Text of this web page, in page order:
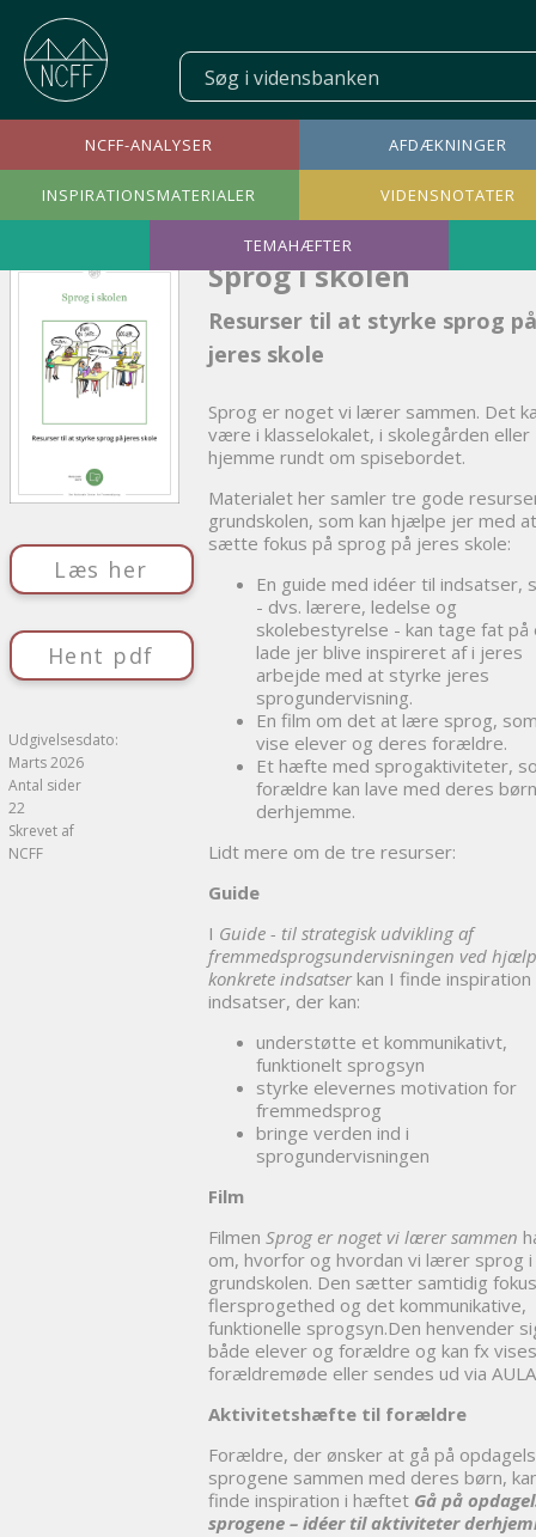
NCFF-ANALYSER AFDÆKNINGER
INSPIRATIONSMATERIALER VIDENSNOTATER
TEMAHÆFTER
Læs her
Hent pdf
Udgivelsesdato:
Marts 2026
Antal sider
22
Skrevet af
NCFF
Sprog i skolen
Resurser til at styrke sprog
jeres skole
Sprog er noget vi lærer sammen. Det
være i klasselokalet, i skolegården eller
hjemme rundt om spisebordet.
Materialet her samler tre gode
grundskolen, som kan hjælpe jer med
sætte fokus på sprog på jeres skole:
En guide med idéer til indsatser,
- dvs. lærere, ledelse og
skolebestyrelse - kan tage fat på
lade jer blive inspireret af i jeres
arbejde med at styrke jeres
sprogundervisning.
En film om det at lære sprog,
vise elever og deres forældre.
Et hæfte med sprogaktiviteter,
forældre kan lave med deres
derhjemme.
Lidt mere om de tre resurser:
Guide
I Guide - til strategisk udvikling af
fremmedsprogsundervisningen ved
konkrete indsatser kan I finde
indsatser, der kan:
understøtte et kommunikativt,
funktionelt sprogsyn
styrke elevernes motivation for
fremmedsprog
bringe verden ind i
sprogundervisningen
Film
FilmenSprog er noget vi lærer sammen
om, hvorfor og hvordan vi lærer sprog i
grundskolen. Den sætter samtidig
flersprogethed og det kommunikative,
funktionelle sprogsyn.Den henvender
både elever og forældre og kan fx
forældremøde eller sendes ud via
Aktivitetshæfte til forældre
Forældre, der ønsker at gå på
sprogene sammen med deres børn,
finde inspiration i hæftet Gå på
sprogene – idéer til aktiviteter